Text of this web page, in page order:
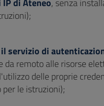
di Ateneo, senza
servizio di
da remoto alle risorse
delle proprie
per le istruzioni);